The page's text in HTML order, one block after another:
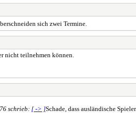
sich zwei Termine.
nicht teilnehmen können.
schrieb: [ -> ]Schade, dass ausländische